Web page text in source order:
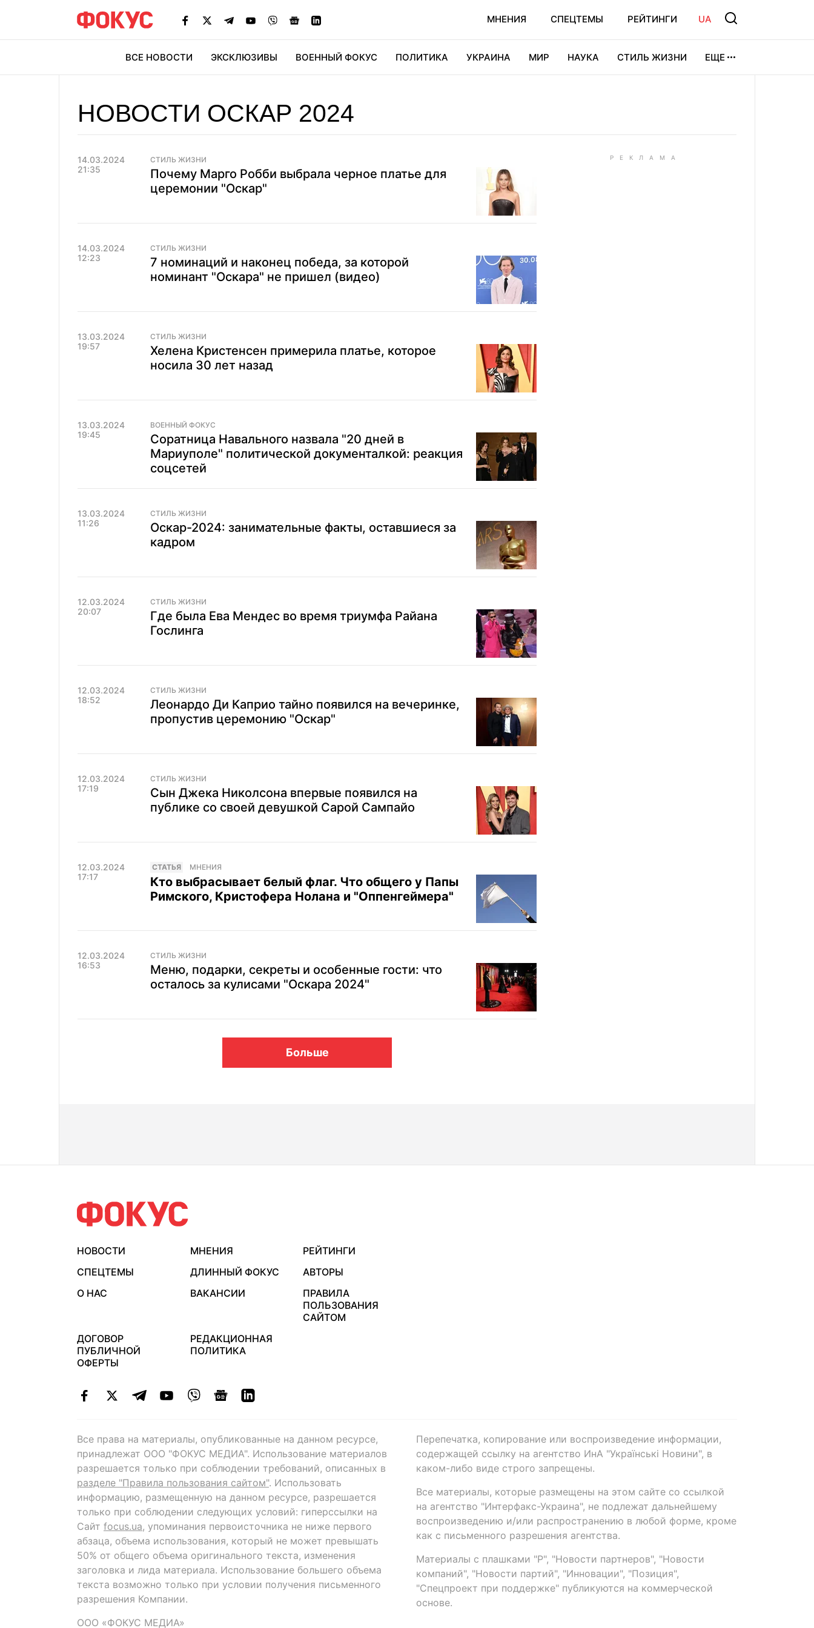
МНЕНИЯ СПЕЦТЕМЫ РЕЙТИНГИ UA
ВСЕ НОВОСТИ ЭКСКЛЮЗИВЫ ВОЕННЫЙ ФОКУС ПОЛИТИКА УКРАИНА МИР НАУКА СТИЛЬ ЖИЗНИ ЕЩЕ
НОВОСТИ ОСКАР 2024
14.03.2024
21:35
СТИЛЬ ЖИЗНИ
Почему Марго Робби выбрала черное платье для
церемонии "Оскар"
14.03.2024
12:23
СТИЛЬ ЖИЗНИ
7 номинаций и наконец победа, за которой
номинант "Оскара" не пришел (видео)
13.03.2024
19:57
СТИЛЬ ЖИЗНИ
Хелена Кристенсен примерила платье, которое
носила 30 лет назад
13.03.2024
19:45
ВОЕННЫЙ ФОКУС
Соратница Навального назвала "20 дней в
Мариуполе" политической документалкой: реакция
соцсетей
13.03.2024
11:26
СТИЛЬ ЖИЗНИ
Оскар-2024: занимательные факты, оставшиеся за
кадром
12.03.2024
20:07
СТИЛЬ ЖИЗНИ
Где была Ева Мендес во время триумфа Райана
Гослинга
12.03.2024
18:52
СТИЛЬ ЖИЗНИ
Леонардо Ди Каприо тайно появился на вечеринке,
пропустив церемонию "Оскар"
12.03.2024
17:19
СТИЛЬ ЖИЗНИ
Сын Джека Николсона впервые появился на
публике со своей девушкой Сарой Сампайо
12.03.2024
17:17
CТАТЬЯ МНЕНИЯ
Кто выбрасывает белый флаг. Что общего у Папы
Римского, Кристофера Нолана и "Оппенгеймера"
12.03.2024
16:53
СТИЛЬ ЖИЗНИ
Меню, подарки, секреты и особенные гости: что
осталось за кулисами "Оскара 2024"
Больше
НОВОСТИ МНЕНИЯ
РЕЙТИНГИ
СПЕЦТЕМЫ
ДЛИННЫЙ ФОКУС
АВТОРЫ
О НАС
ВАКАНСИИ
ПРАВИЛА
ПОЛЬЗОВАНИЯ
САЙТОМ
ДОГОВОР
ПУБЛИЧНОЙ
ОФЕРТЫ
РЕДАКЦИОННАЯ
ПОЛИТИКА
Все права на материалы, опубликованные на данном ресурсе,
принадлежат ООО "ФОКУС МЕДИА". Использование материалов
разрешается только при соблюдении требований, описанных в
разделе "Правила пользования сайтом". Использовать
информацию, размещенную на данном ресурсе, разрешается
только при соблюдении следующих условий: гиперссылки на
Сайт focus.ua, упоминания первоисточника не ниже первого
абзаца, объема использования, который не может превышать
50% от общего объема оригинального текста, изменения
заголовка и лида материала. Использование большего объема
текста возможно только при условии получения письменного
разрешения Компании.
ООО «ФОКУС МЕДИА»
Перепечатка, копирование или воспроизведение информации,
содержащей ссылку на агентство ИнА "Українські Новини", в
каком-либо виде строго запрещены.
Все материалы, которые размещены на этом сайте со ссылкой
на агентство "Интерфакс-Украина", не подлежат дальнейшему
воспроизведению и/или распространению в любой форме, кроме
как с письменного разрешения агентства.
Материалы с плашками "Р", "Новости партнеров", "Новости
компаний", "Новости партий", "Инновации", "Позиция",
"Спецпроект при поддержке" публикуются на коммерческой
основе.